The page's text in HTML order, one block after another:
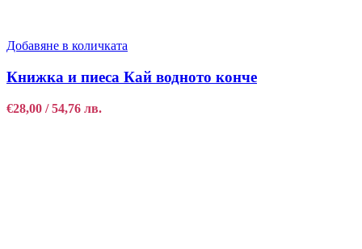
Добавяне в количката
Книжка и пиеса Кай водното конче
€28,00 / 54,76 лв.